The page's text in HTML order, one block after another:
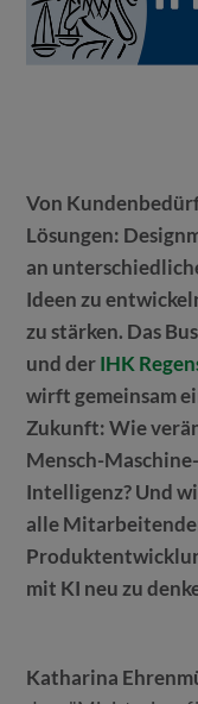
Von
Lösungen:
an
Ideen zu
zu stärken. Das
und derIHK
wirft gemeinsam
Zukunft: Wie
Mensch-
Intelligenz? Und
alle
mit KI neu zu
Katharina